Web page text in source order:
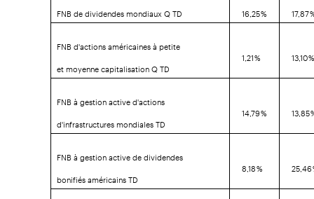
FNB de dividendes mondiaux Q TD
16,25 %
17,87
FNB d'actions américaines à petite
et moyenne capitalisation Q TD
1,21 % 13,10
FNB à gestion active d'actions
d'infrastructures mondiales TD
14,79 % 13,85
FNB à gestion active de dividendes
bonifiés américains TD
8,18 % 25,46